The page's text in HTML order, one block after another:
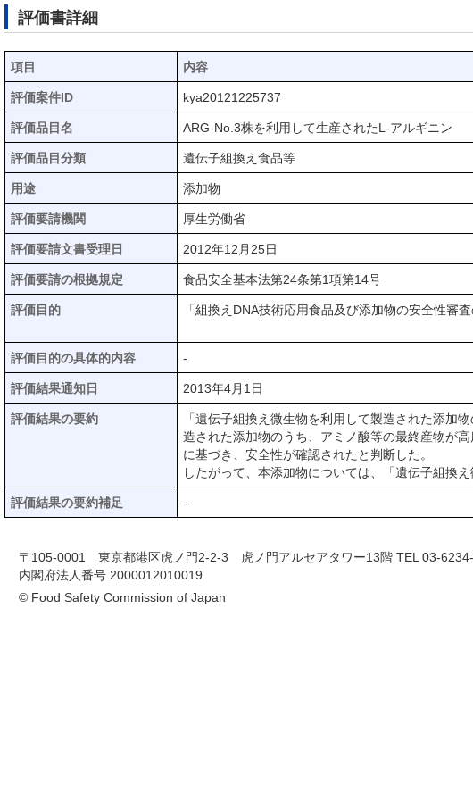
評価書詳細
項目 内容
評価案件ID kya20121225737
評価品目名 ARG-No.3株を利用して生産されたL-アルギニン
評価品目分類 遺伝子組換え食品等
用途 添加物
評価要請機関 厚生労働省
評価要請文書受理日 2012年12月25日
評価要請の根拠規定 食品安全基本法第24条第1項第14号
評価目的 「組換えDNA技術応用食品及び添加物の安全性審
評価目的の具体的内容 -
評価結果通知日 2013年4月1日
評価結果の要約
「遺伝子組換え微生物を利用して製造された添加
造された添加物のうち、アミノ酸等の最終産物が
に基づき、安全性が確認されたと判断した。
したがって、本添加物については、「遺伝子組換
評価結果の要約補足 -
〒105-0001 東京都港区虎ノ門2-2-3 虎ノ門アルセアタワー13階 TEL 03-
内閣府法人番号 2000012010019
© Food Safety Commission of Japan